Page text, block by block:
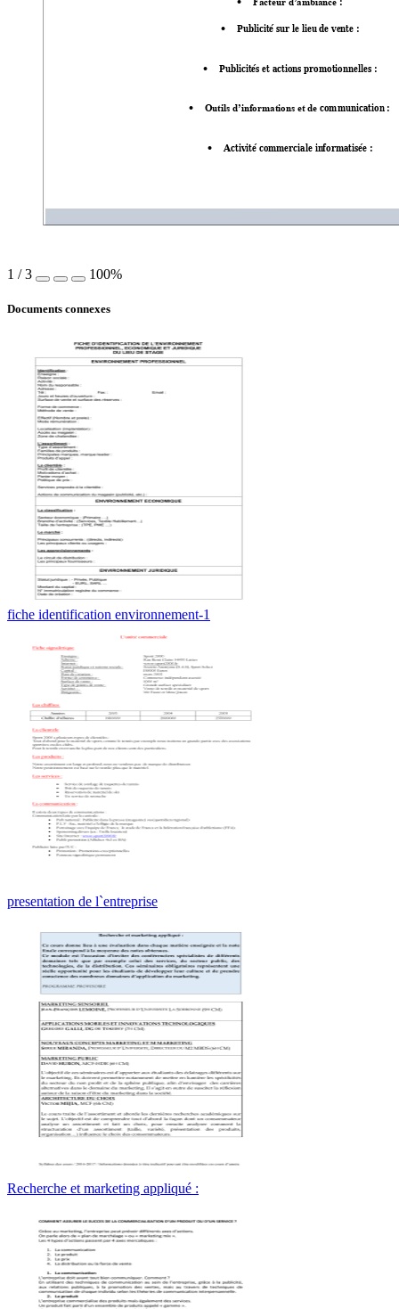
 Facteur d’ambiance
 Publicité sur le lieu de vente :
 Publicités et actions promotionnelles :
 Outils d’informations et de communication :
 Activité commerciale informatisée :
1 /3 100%
Documents connexes
fiche identification environnement-1
presentation de l`entreprise
Recherche et marketing appliqué :